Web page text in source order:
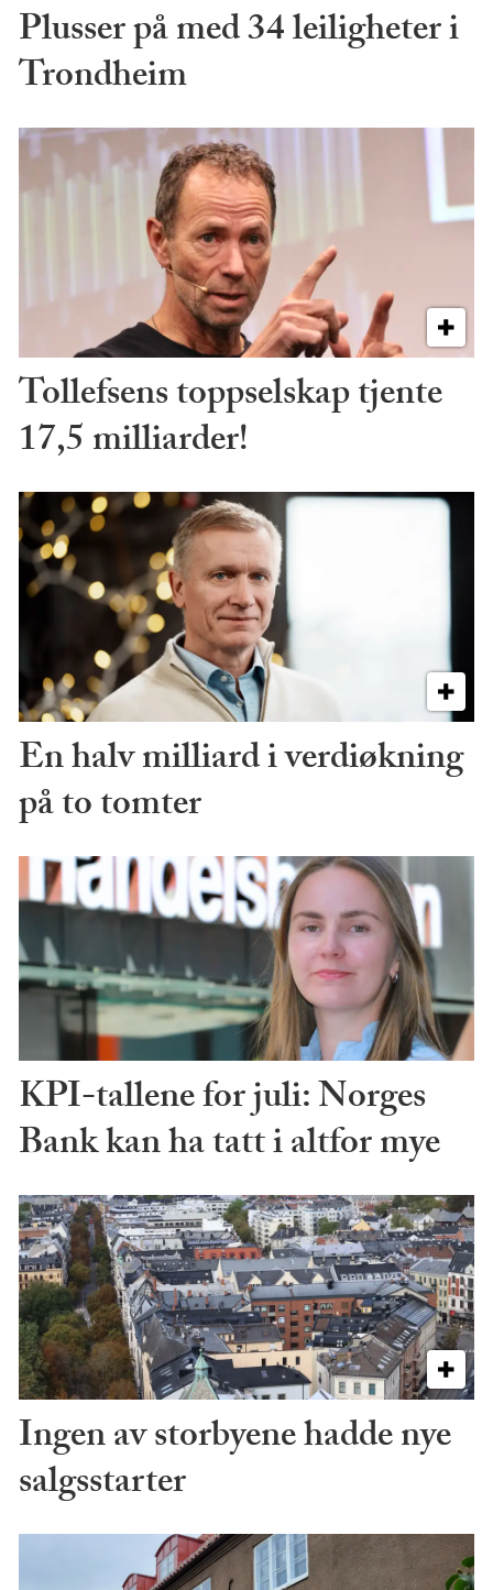
Plusser på med 34 leiligheter i
Trondheim
Tollefsens toppselskap tjente
17,5 milliarder!
En halv milliard i verdiøkning
på to tomter
KPI-tallene for juli: Norges
Bank kan ha tatt i altfor mye
Ingen av storbyene hadde nye
salgsstarter